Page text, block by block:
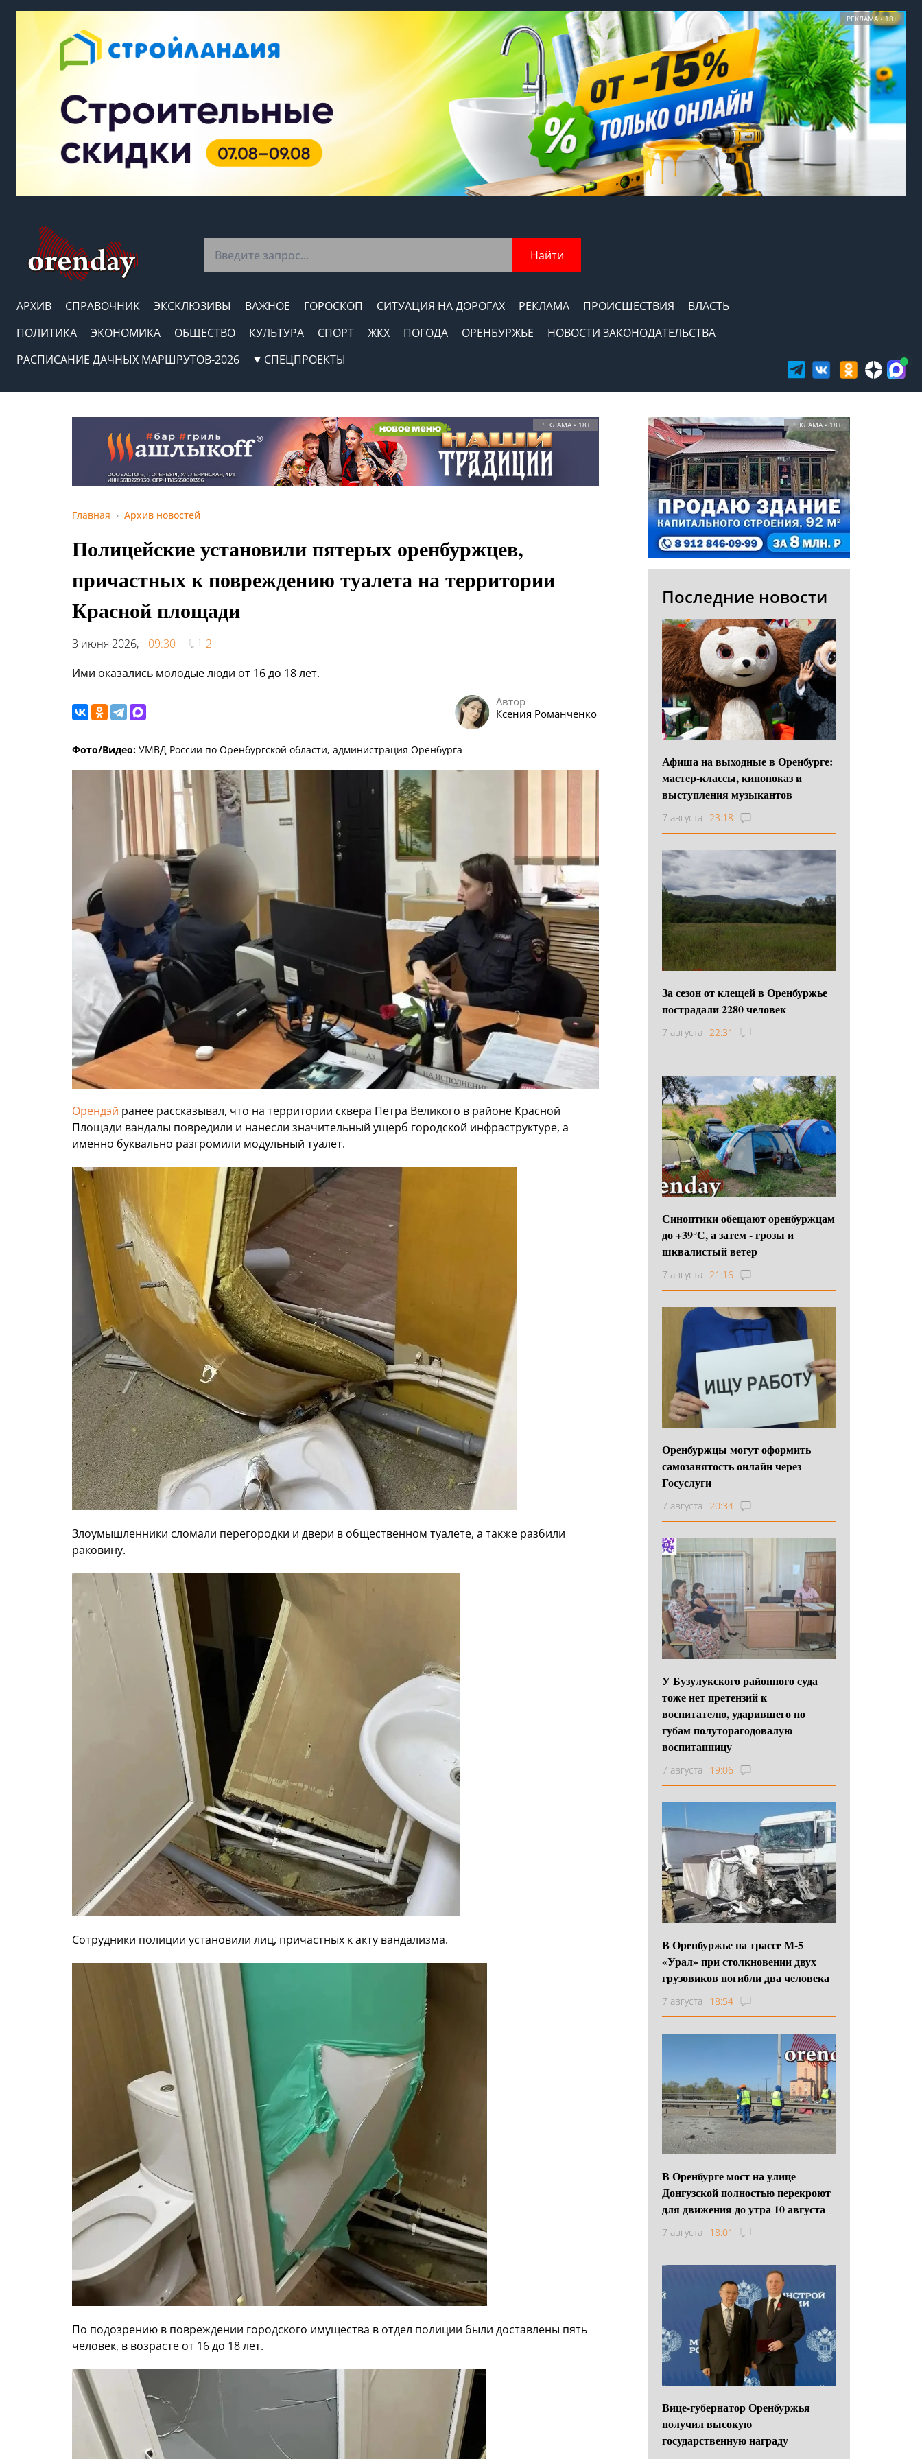
РЕКЛАМА • 18+
Найти
АРХИВ СПРАВОЧНИК ЭКСКЛЮЗИВЫ ВАЖНОЕ ГОРОСКОП СИТУАЦИЯ НА ДОРОГАХ РЕКЛАМА ПРОИСШЕСТВИЯ
ВЛАСТЬ
ПОЛИТИКА
ЭКОНОМИКА ОБЩЕСТВО КУЛЬТУРА СПОРТ ЖКХ ПОГОДА ОРЕНБУРЖЬЕ
НОВОСТИ ЗАКОНОДАТЕЛЬСТВА
РАСПИСАНИЕ ДАЧНЫХ МАРШРУТОВ-2026
СПЕЦПРОЕКТЫ
РЕКЛАМА • 18+
Главная Архив новостей
Полицейские установили пятерых оренбуржцев,
причастных к повреждению туалета на территории
Красной площади
3 июня 2026, 09:30
2
Ими оказались молодые люди от 16 до 18 лет.
Автор
Ксения Романченко
Фото/Видео: УМВД России по Оренбургской области, администрация Оренбурга
Орендэй ранее рассказывал, что на территории сквера Петра Великого в районе Красной
Площади вандалы повредили и нанесли значительный ущерб городской инфраструктуре, а
именно буквально разгромили модульный туалет.
Злоумышленники сломали перегородки и двери в общественном туалете, а также разбили
раковину.
Сотрудники полиции установили лиц, причастных к акту вандализма.
По подозрению в повреждении городского имущества в отдел полиции были доставлены пять
человек, в возрасте от 16 до 18 лет.
РЕКЛАМА • 18+
Последние новости
Афиша на выходные в Оренбурге:
мастер-классы, кинопоказ и
выступления музыкантов
7 августа 23:18
За сезон от клещей в Оренбуржье
пострадали 2280 человек
7 августа 22:31
Синоптики обещают оренбуржцам
до +39°С, а затем - грозы и
шквалистый ветер
7 августа 21:16
Оренбуржцы могут оформить
самозанятость онлайн через
Госуслуги
7 августа 20:34
У Бузулукского районного суда
тоже нет претензий к
воспитателю, ударившего по
губам полуторагодовалую
воспитанницу
7 августа 19:06
В Оренбуржье на трассе М-5
«Урал» при столкновении двух
грузовиков погибли два человека
7 августа 18:54
В Оренбурге мост на улице
Донгузской полностью перекроют
для движения до утра 10 августа
7 августа 18:01
Вице-губернатор Оренбуржья
получил высокую
государственную награду